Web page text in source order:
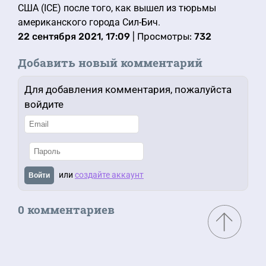
США (ICE) после того, как вышел из тюрьмы
американского города Сил-Бич.
22 сентября 2021, 17:09 | Просмотры: 732
Добавить новый комментарий
Для добавления комментария, пожалуйста
войдите
Войти или создайте аккаунт
0 комментариев